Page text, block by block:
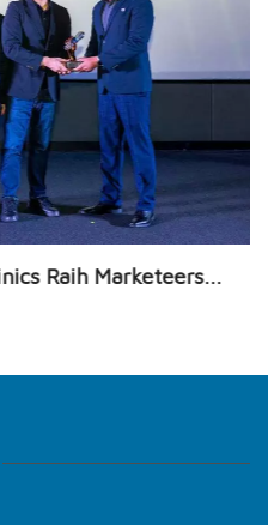
Raih Marketeers...